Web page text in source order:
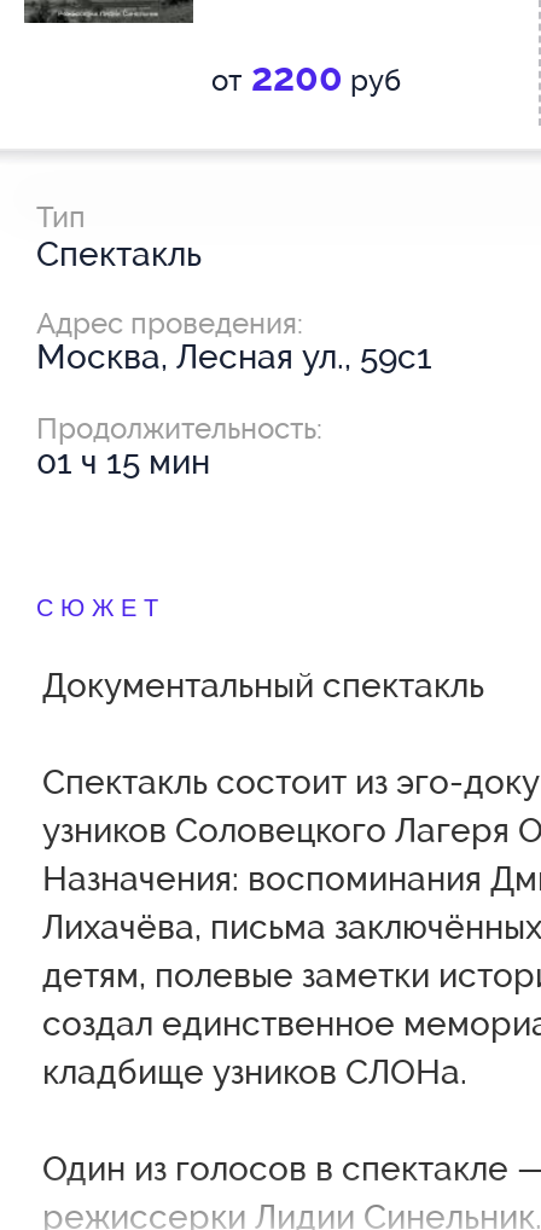
от 2200 руб
Тип
Спектакль
Адрес проведения:
Москва, Лесная ул., 59с1
Продолжительность:
01 ч 15 мин
СЮЖЕТ
Документальный спектакль
Спектакль состоит из эго-
узников Соловецкого Лагеря
Назначения: воспоминания
Лихачёва, письма
детям, полевые заметки
создал единственное
кладбище узников СЛОНа.
Один из голосов в спектакле
режиссерки Лидии